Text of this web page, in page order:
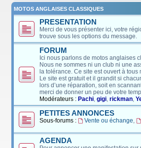
MOTOS ANGLAISES CLASSIQUES
PRESENTATION
Merci de vous présenter ici, votre
trouve sous les options du message.
FORUM
Ici nous parlons de motos anglaises
Nous ne sommes ni un club ni une
la tolérance. Ce site est ouvert à
Le site est gratuit et il grandit si
lors d’une réparation, soit en
merci de donner un peu de votre
Modérateurs : Pachi, gigi, rickman,
PETITES ANNONCES
Sous-forums : Vente ou échange,
AGENDA